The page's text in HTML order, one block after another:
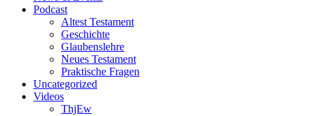
Podcast
Altest Testament
Geschichte
Glaubenslehre
Neues Testament
Praktische Fragen
Uncategorized
Videos
ThjEw